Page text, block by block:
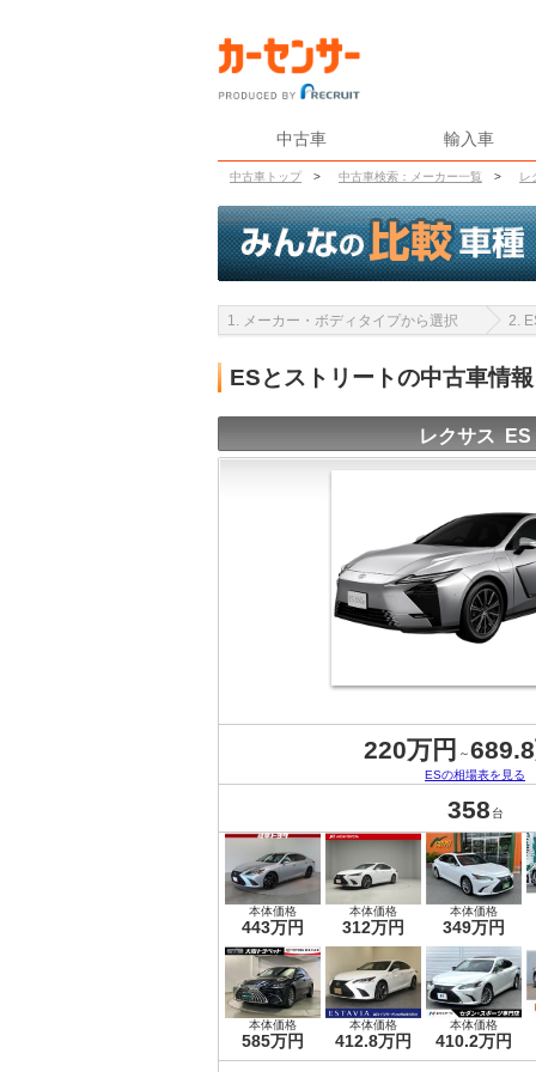
中古車 輸入車
中古車トップ > 中古車検索：メーカー一覧 > レ
1. メーカー・ボディタイプから選択 2.
ESとストリートの中古車情
レクサス ES
220万円 ～
ESの相場表を見る
358 台
本体価格
443万円
本体価格
312万円
本体価格
349万円
本体価格
585万円
本体価格
412.8万円
本体価格
410.2万円